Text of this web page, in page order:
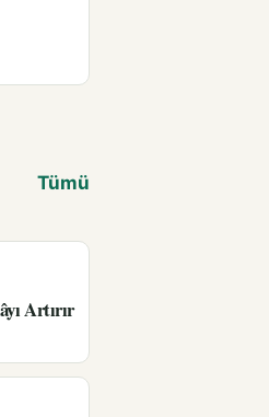
Tümü
Artırır